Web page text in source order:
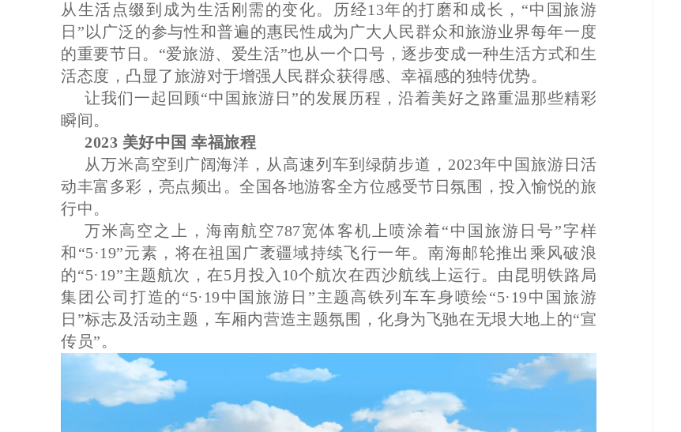
从生活点缀到成为生活刚需的变化。历经13年的打磨和成长，“中国旅游
日”以广泛的参与性和普遍的惠民性成为广大人民群众和旅游业界每年一度
的重要节日。“爱旅游、爱生活”也从一个口号，逐步变成一种生活方式和生
活态度，凸显了旅游对于增强人民群众获得感、幸福感的独特优势。
让我们一起回顾“中国旅游日”的发展历程，沿着美好之路重温那些精彩
瞬间。
2023 美好中国 幸福旅程
从万米高空到广阔海洋，从高速列车到绿荫步道，2023年中国旅游日活
动丰富多彩，亮点频出。全国各地游客全方位感受节日氛围，投入愉悦的旅
行中。
万米高空之上，海南航空787宽体客机上喷涂着“中国旅游日号”字样
和“5·19”元素，将在祖国广袤疆域持续飞行一年。南海邮轮推出乘风破浪
的“5·19”主题航次，在5月投入10个航次在西沙航线上运行。由昆明铁路局
集团公司打造的“5·19中国旅游日”主题高铁列车车身喷绘“5·19中国旅游
日”标志及活动主题，车厢内营造主题氛围，化身为飞驰在无垠大地上的“宣
传员”。